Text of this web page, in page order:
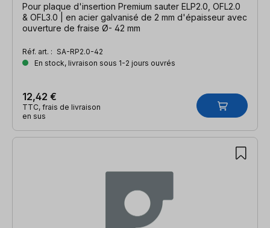
Pour plaque d'insertion Premium sauter ELP2.0, OFL2.0
& OFL3.0 | en acier galvanisé de 2 mm d'épaisseur avec
ouverture de fraise Ø- 42 mm
Réf. art. : SA-RP2.0-42
En stock, livraison sous 1-2 jours ouvrés
12,42 €
TTC, frais de livraison
en sus